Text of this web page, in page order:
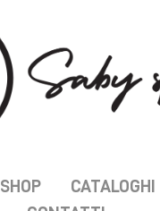
SHOP CATALOGHI